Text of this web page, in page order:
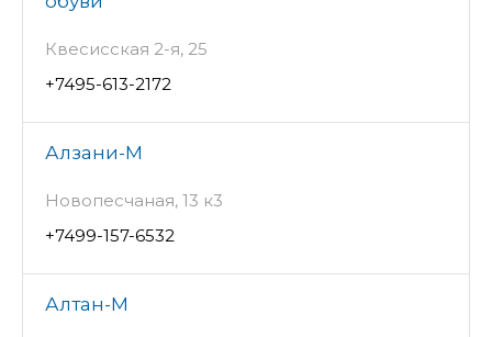
Квесисская 2-я, 25
+7495-613-2172
Алзани-М
Новопесчаная, 13 к3
+7499-157-6532
Алтан-М